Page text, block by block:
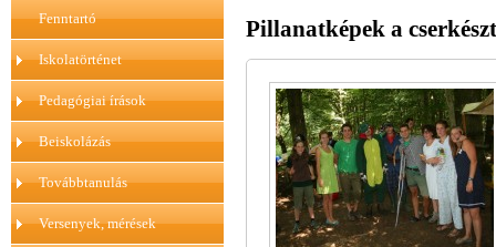
Fenntartó
Iskolatörténet
Pedagógiai írások
Beiskolázás
Továbbtanulás
Versenyek, mérések
Pillanatképek a